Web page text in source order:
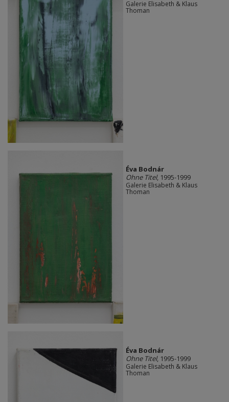
Galerie Elisabeth & Klaus
Thoman
Éva Bodnár
Ohne Titel, 1995-1999
Galerie Elisabeth & Klaus
Thoman
Éva Bodnár
Ohne Titel, 1995-1999
Galerie Elisabeth & Klaus
Thoman